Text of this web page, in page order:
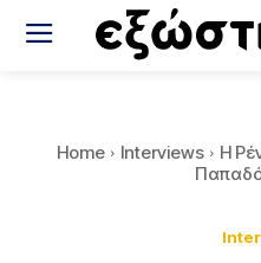
Home Interviews
Η